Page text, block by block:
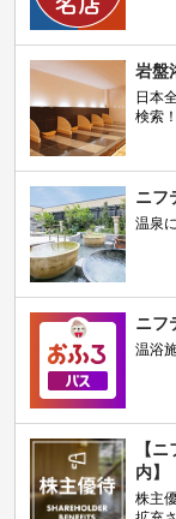
岩盤
日本
検索！
ニフ
温泉
ニフ
温浴
【
内】
株主